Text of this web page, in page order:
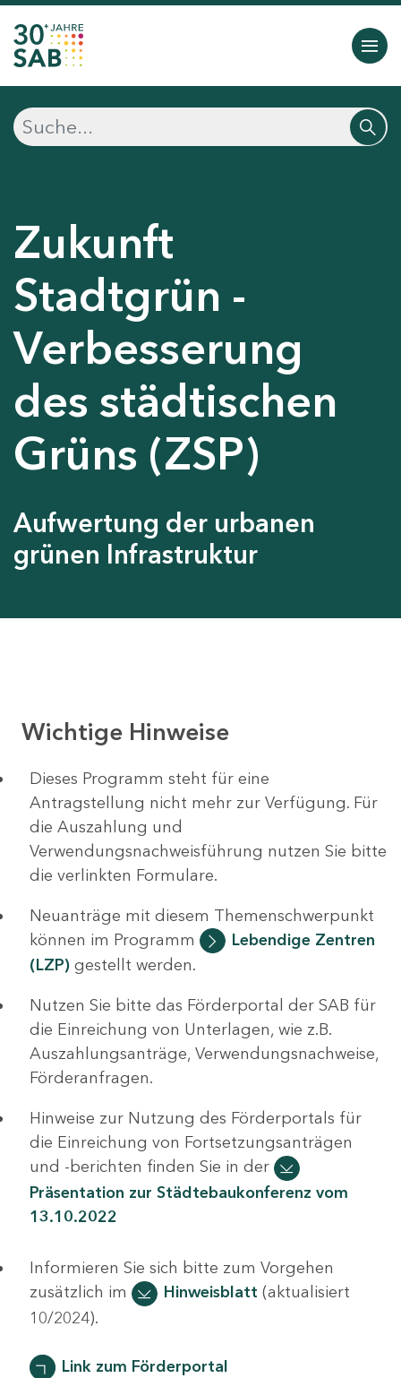
Zukunft
Stadtgrün -
Verbesserung
des städtischen
Grüns (ZSP)
Aufwertung der urbanen
grünen Infrastruktur
Wichtige Hinweise
Dieses Programm steht für eine
Antragstellung nicht mehr zur Verfügung. Für
die Auszahlung und
Verwendungsnachweisführung nutzen Sie bitte
die verlinkten Formulare.
Neuanträge mit diesem Themenschwerpunkt
können im Programm
Lebendige Zentren
(LZP) gestellt werden.
Nutzen Sie bitte das Förderportal der SAB für
die Einreichung von Unterlagen, wie z.B.
Auszahlungsanträge, Verwendungsnachweise,
Förderanfragen.
Hinweise zur Nutzung des Förderportals für
die Einreichung von Fortsetzungsanträgen
und -berichten finden Sie in der
Präsentation zur Städtebaukonferenz vom
13.10.2022
Informieren Sie sich bitte zum Vorgehen
zusätzlich im
Hinweisblatt (aktualisiert
10/2024).
Link zum Förderportal